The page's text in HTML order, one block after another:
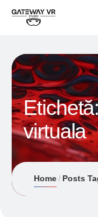
virtuala
Home Posts